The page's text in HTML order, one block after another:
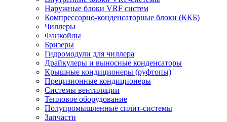
Наружные блоки VRF cистем
Компрессорно-конденсаторные блоки (ККБ)
Чиллеры
Фанкойлы
Бризеры
Гидромодули для чиллера
Драйкулеры и выносные конденсаторы
Крышные кондиционеры (руфтопы)
Прецизионные кондиционеры
Системы вентиляции
Тепловое оборудование
Полупромышленные сплит-системы
Запчасти